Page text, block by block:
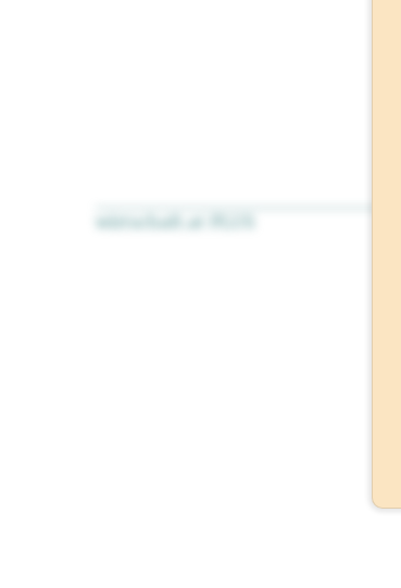
wirtschaft.at PLUS